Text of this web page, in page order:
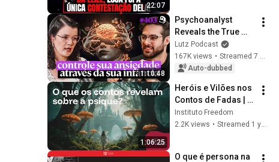
22:07
CAMPBELL
1:10:48
Psychoanalyst
Reveals the True
Root of Your Anxiety
(and it's not stress) -
Miriam Garcia |
Lutz Podcast
167K views •
Streamed 7 months ago
Auto-dubbed
1:06:25
Heróis e Vilões nos
Contos de Fadas |
Psicologia
Analítica, Jung e os
Instituto Freedom
2.2K views • Streamed 1 year ago
O que é persona na